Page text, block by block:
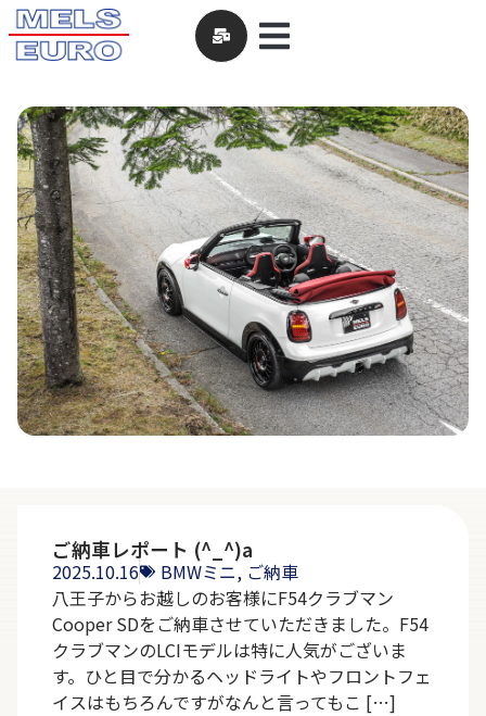
ご納車レポート (^_^)a
2025.10.16 BMWミニ, ご納車
八王子からお越しのお客様にF54クラブマン
Cooper SDをご納車させていただきました。F54
クラブマンのLCIモデルは特に人気がございま
す。ひと目で分かるヘッドライトやフロントフェ
イスはもちろんですがなんと言ってもこ […]